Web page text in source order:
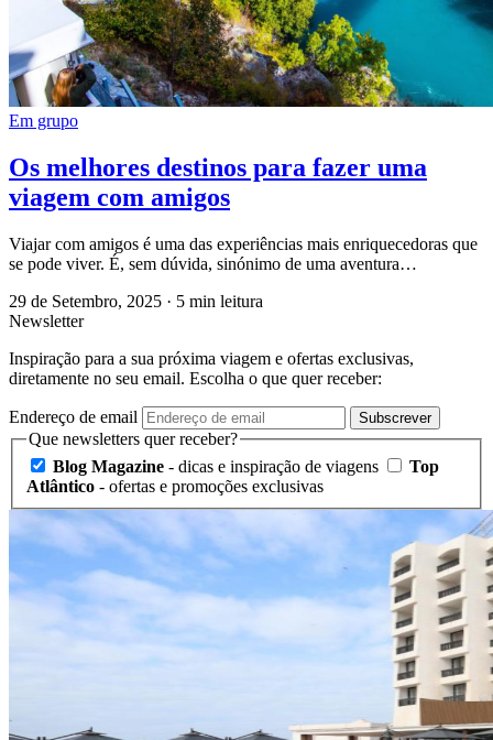
Em grupo
Os melhores destinos para fazer uma
viagem com amigos
Viajar com amigos é uma das experiências mais enriquecedoras que
se pode viver. É, sem dúvida, sinónimo de uma aventura…
29 de Setembro, 2025 · 5 min leitura
Newsletter
Inspiração para a sua próxima viagem e ofertas exclusivas,
diretamente no seu email. Escolha o que quer receber:
Endereço de email Subscrever
Que newsletters quer receber?
Blog Magazine - dicas e inspiração de viagens
Top
Atlântico - ofertas e promoções exclusivas